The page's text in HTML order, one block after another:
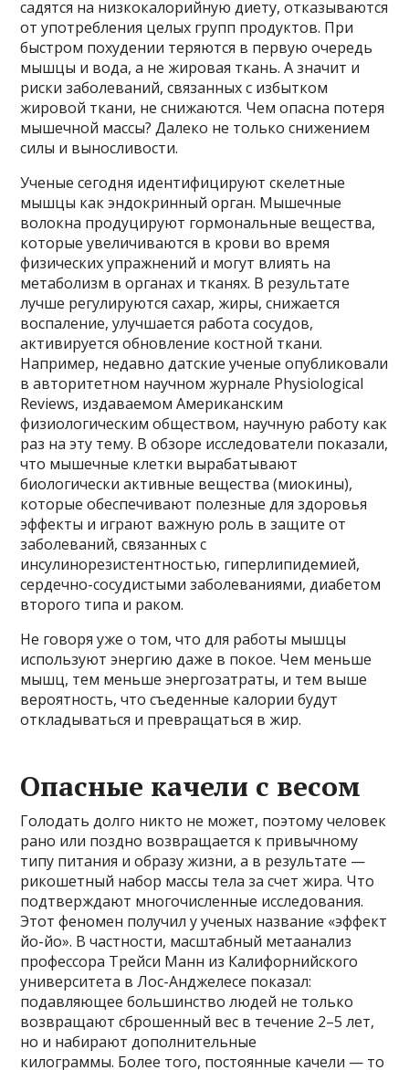
садятся на низкокалорийную диету, отказываются
от употребления целых групп продуктов. При
быстром похудении теряются в первую очередь
мышцы и вода, а не жировая ткань. А значит и
риски заболеваний, связанных с избытком
жировой ткани, не снижаются. Чем опасна потеря
мышечной массы? Далеко не только снижением
силы и выносливости.
Ученые сегодня идентифицируют скелетные
мышцы как эндокринный орган. Мышечные
волокна продуцируют гормональные вещества,
которые увеличиваются в крови во время
физических упражнений и могут влиять на
метаболизм в органах и тканях. В результате
лучше регулируются сахар, жиры, снижается
воспаление, улучшается работа сосудов,
активируется обновление костной ткани.
Например, недавно датские ученые опубликовали
в авторитетном научном журнале Physiological
Reviews, издаваемом Американским
физиологическим обществом, научную работу как
раз на эту тему. В обзоре исследователи показали,
что мышечные клетки вырабатывают
биологически активные вещества (миокины),
которые обеспечивают полезные для здоровья
эффекты и играют важную роль в защите от
заболеваний, связанных с
инсулинорезистентностью, гиперлипидемией,
сердечно-сосудистыми заболеваниями, диабетом
второго типа и раком.
Не говоря уже о том, что для работы мышцы
используют энергию даже в покое. Чем меньше
мышц, тем меньше энергозатраты, и тем выше
вероятность, что съеденные калории будут
откладываться и превращаться в жир.
Опасные качели с весом
Голодать долго никто не может, поэтому человек
рано или поздно возвращается к привычному
типу питания и образу жизни, а в результате —
рикошетный набор массы тела за счет жира. Что
подтверждают многочисленные исследования.
Этот феномен получил у ученых название «эффект
йо-йо». В частности, масштабный метаанализ
профессора Трейси Манн из Калифорнийского
университета в Лос-Анджелесе показал:
подавляющее большинство людей не только
возвращают сброшенный вес в течение 2–5 лет,
но и набирают дополнительные
килограммы. Более того, постоянные качели — то